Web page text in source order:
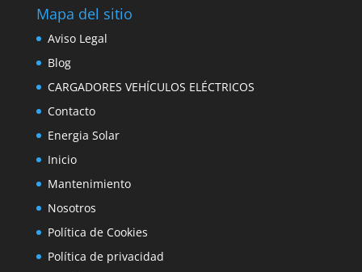
Mapa del sitio
Aviso Legal
Blog
CARGADORES VEHÍCULOS ELÉCTRICOS
Contacto
Energia Solar
Inicio
Mantenimiento
Nosotros
Política de Cookies
Política de privacidad